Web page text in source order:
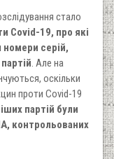
стало
Covid-19, про які
номери серій,
. Але на
оскільки
проти Covid-19
партій були
контрольованих